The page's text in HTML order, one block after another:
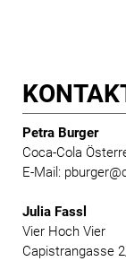
Petra Burger
Coca-Cola
E-Mail:
Julia Fassl
Vier Hoch Vier
Capistrangasse